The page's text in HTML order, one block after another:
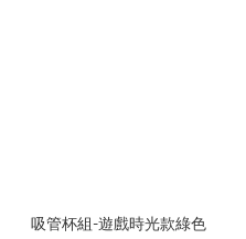
吸管杯組-遊戲時光款綠色